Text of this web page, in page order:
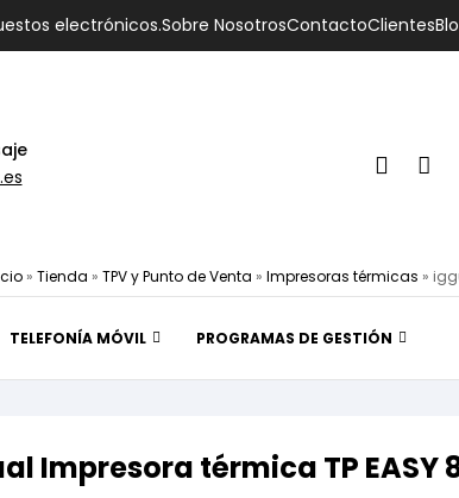
electrónicos.Sobre NosotrosContactoClientes
» Tienda » TPV y Punto de Venta » Impresoras térmicas »
TELEFONÍA MÓVIL PROGRAMAS DE GESTIÓN
Impresora térmica TP EASY